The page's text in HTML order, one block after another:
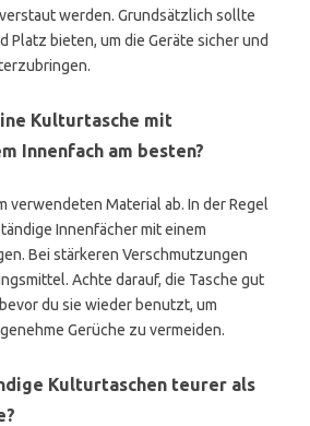
werden. Grundsätzlich sollte
Platz bieten, um die Geräte sicher und
Kulturtasche mit
Innenfach am besten?
verwendeten Material ab. In der Regel
Innenfächer mit einem
Bei stärkeren Verschmutzungen
Achte darauf, die Tasche gut
du sie wieder benutzt, um
Gerüche zu vermeiden.
Kulturtaschen teurer als